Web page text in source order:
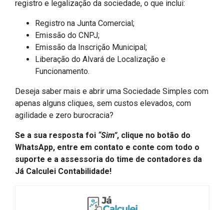
registro e legalização da sociedade, o que inclui:
Registro na Junta Comercial;
Emissão do CNPJ;
Emissão da Inscrição Municipal;
Liberação do Alvará de Localização e
Funcionamento.
Deseja saber mais e abrir uma Sociedade Simples com
apenas alguns cliques, sem custos elevados, com
agilidade e zero burocracia?
Se a sua resposta foi “Sim”, clique no botão do
WhatsApp, entre em contato e conte com todo o
suporte e a assessoria do time de contadores da
Já Calculei Contabilidade!